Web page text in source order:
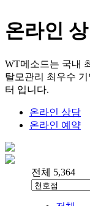
온라인
WT메소드는 국내
탈모관리 최우수
터 입니다.
온라인 상담
온라인 예약
전체 5,364